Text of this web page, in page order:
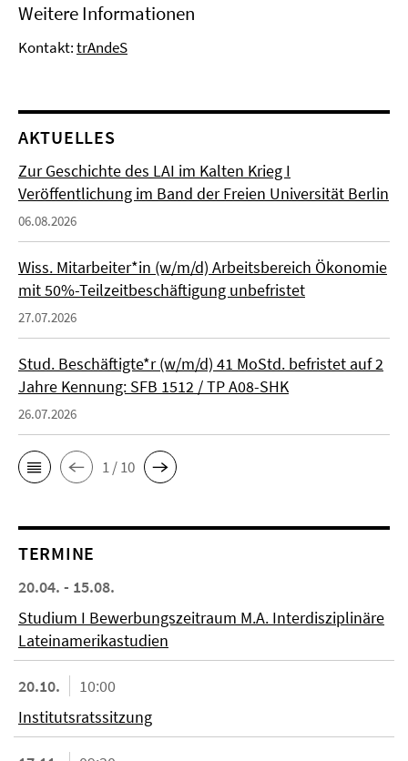
Weitere Informationen
Kontakt:trAndeS
AKTUELLES
Zur Geschichte des LAI im Kalten Krieg I
Veröffentlichung im Band der Freien Universität Berlin
06.08.2026
Wiss. Mitarbeiter*in (w/m/d) Arbeitsbereich Ökonomie
mit 50%-Teilzeitbeschäftigung unbefristet
27.07.2026
Stud. Beschäftigte*r (w/m/d) 41 MoStd. befristet auf 2
Jahre Kennung: SFB 1512 / TP A08-SHK
26.07.2026
1 / 10
TERMINE
20.04. - 15.08.
Studium I Bewerbungszeitraum M.A. Interdisziplinäre
Lateinamerikastudien
20.10.
10:00
Institutsratssitzung